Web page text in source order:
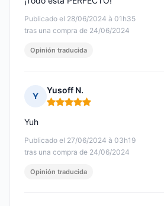
Publicado el 28/06/2024 à 01h35
tras una compra de 24/06/2024
Opinión traducida
Y
Yusoff N.
Nota: 5 de 5
Publicado el 27/06/2024 à 03h19
tras una compra de 24/06/2024
Yuh
Opinión traducida